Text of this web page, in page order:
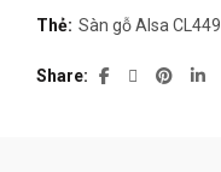
Thẻ: Sàn gỗ Alsa CL449
Share